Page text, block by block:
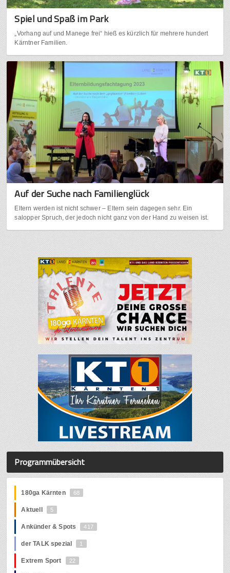
Spiel und Spaß im Park
„Vorhang auf und Manege frei“ hieß es kürzlich für mehrere hundert
Kärntner Familien.
Auf der Suche nach Familienglück
Eltern werden ist nicht schwer – Eltern sein dagegen sehr. Ein
salopper Spruch, der jedoch nicht ganz von der Hand zu weisen ist.
Programmübersicht
180ga Kärnten 68
Aktuell 5
Ankünder & Spots 417
der TALK spezial 1
Extrem Sport 22